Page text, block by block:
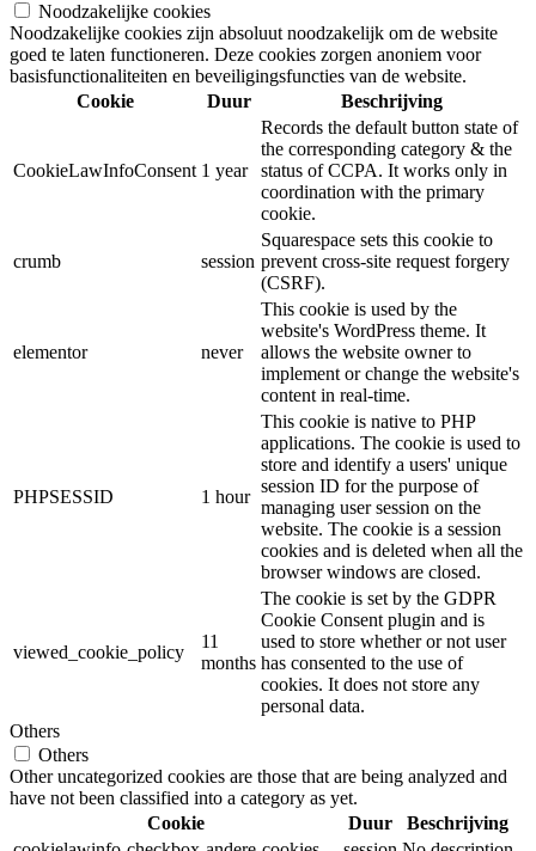
Noodzakelijke cookies
Noodzakelijke cookies zijn absoluut noodzakelijk om de website
goed te laten functioneren. Deze cookies zorgen anoniem voor
basisfunctionaliteiten en beveiligingsfuncties van de website.
Cookie
Duur Beschrijving
CookieLawInfoConsent 1 year
Records the default button state of
the corresponding category & the
status of CCPA. It works only in
coordination with the primary
cookie.
crumb session
Squarespace sets this cookie to
prevent cross-site request forgery
(CSRF).
elementor never
This cookie is used by the
website's WordPress theme. It
allows the website owner to
implement or change the website's
content in real-time.
PHPSESSID 1 hour
This cookie is native to PHP
applications. The cookie is used to
store and identify a users' unique
session ID for the purpose of
managing user session on the
website. The cookie is a session
cookies and is deleted when all the
browser windows are closed.
viewed_cookie_policy
11
months
The cookie is set by the GDPR
Cookie Consent plugin and is
used to store whether or not user
has consented to the use of
cookies. It does not store any
personal data.
Others
Others
Other uncategorized cookies are those that are being analyzed and
have not been classified into a category as yet.
Cookie
Duur
Beschrijving